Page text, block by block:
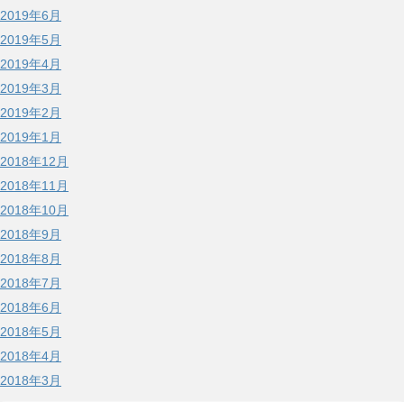
2019年6月
2019年5月
2019年4月
2019年3月
2019年2月
2019年1月
2018年12月
2018年11月
2018年10月
2018年9月
2018年8月
2018年7月
2018年6月
2018年5月
2018年4月
2018年3月